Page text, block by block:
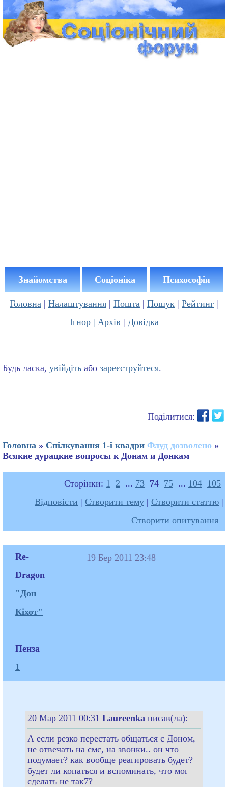
Знайомства Соціоніка Психософія
Головна | Налаштування | Пошта | Пошук | Рейтинг |
Ігнор | Архів | Довідка
Будь ласка, увійдіть або зареєструйтеся.
Поділитися:
Головна » Спілкування 1-ї квадри Флуд дозволено »
Всякие дурацкие вопросы к Донам и Донкам
Сторінки: 1 2 ... 73 74 75 ... 104 105
Відповісти | Створити тему | Створити статтю |
Створити опитування
Re-
Dragon
"Дон
Кіхот"
Пенза
1
19 Бер 2011 23:48
20 Мар 2011 00:31 Laureenka писав(ла):
А если резко перестать общаться с Доном,
не отвечать на смс, на звонки.. он что
подумает? как вообще реагировать будет?
будет ли копаться и вспоминать, что мог
сделать не так7?